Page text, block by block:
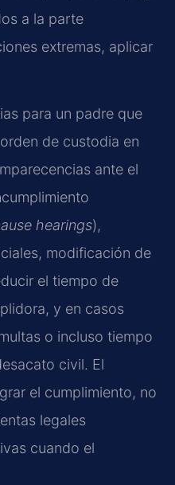
a la parte
extremas, aplicar
para un padre que
de custodia en
ante el
hearings),
modificación de
el tiempo de
y en casos
o incluso tiempo
civil. El
el cumplimiento, no
legales
cuando el